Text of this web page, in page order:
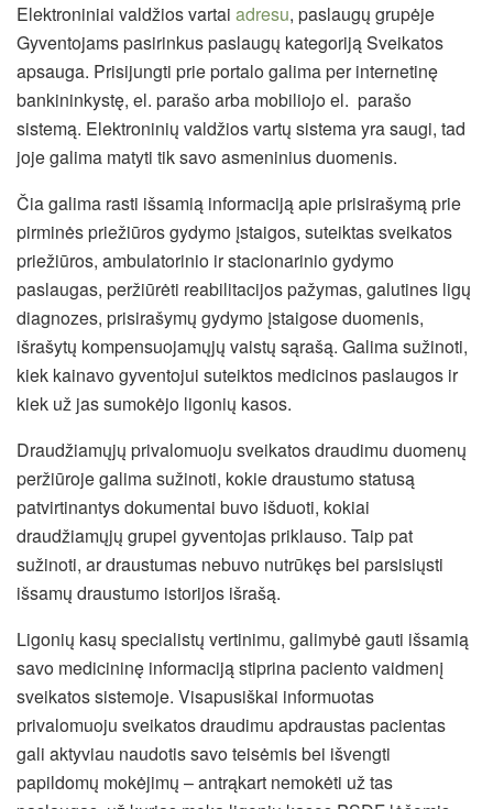
Elektroniniai valdžios vartai adresu, paslaugų grupėje
Gyventojams pasirinkus paslaugų kategoriją Sveikatos
apsauga. Prisijungti prie portalo galima per internetinę
bankininkystę, el. parašo arba mobiliojo el. parašo
sistemą. Elektroninių valdžios vartų sistema yra saugi, tad
joje galima matyti tik savo asmeninius duomenis.
Čia galima rasti išsamią informaciją apie prisirašymą prie
pirminės priežiūros gydymo įstaigos, suteiktas sveikatos
priežiūros, ambulatorinio ir stacionarinio gydymo
paslaugas, peržiūrėti reabilitacijos pažymas, galutines ligų
diagnozes, prisirašymų gydymo įstaigose duomenis,
išrašytų kompensuojamųjų vaistų sąrašą. Galima sužinoti,
kiek kainavo gyventojui suteiktos medicinos paslaugos ir
kiek už jas sumokėjo ligonių kasos.
Draudžiamųjų privalomuoju sveikatos draudimu duomenų
peržiūroje galima sužinoti, kokie draustumo statusą
patvirtinantys dokumentai buvo išduoti, kokiai
draudžiamųjų grupei gyventojas priklauso. Taip pat
sužinoti, ar draustumas nebuvo nutrūkęs bei parsisiųsti
išsamų draustumo istorijos išrašą.
Ligonių kasų specialistų vertinimu, galimybė gauti išsamią
savo medicininę informaciją stiprina paciento vaidmenį
sveikatos sistemoje. Visapusiškai informuotas
privalomuoju sveikatos draudimu apdraustas pacientas
gali aktyviau naudotis savo teisėmis bei išvengti
papildomų mokėjimų – antrąkart nemokėti už tas